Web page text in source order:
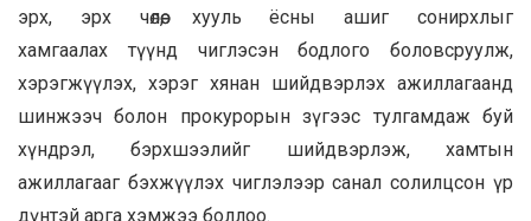
эрх, эрх чөлөө, хууль ёсны ашиг сонирхлыг
хамгаалах түүнд чиглэсэн бодлого боловсруулж,
хэрэгжүүлэх, хэрэг хянан шийдвэрлэх ажиллагаанд
шинжээч болон прокурорын зүгээс тулгамдаж буй
хүндрэл, бэрхшээлийг шийдвэрлэж, хамтын
ажиллагааг бэхжүүлэх чиглэлээр санал солилцсон үр
дүнтэй арга хэмжээ боллоо.